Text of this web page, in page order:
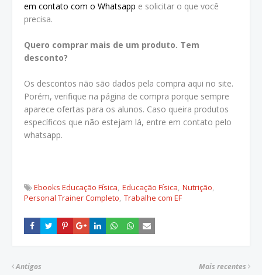
em contato com o Whatsapp e solicitar o que você
precisa.
Quero comprar mais de um produto. Tem
desconto?
Os descontos não são dados pela compra aqui no site.
Porém, verifique na página de compra porque sempre
aparece ofertas para os alunos. Caso queira produtos
específicos que não estejam lá, entre em contato pelo
whatsapp.
Ebooks Educação Física Educação Física Nutrição
Personal Trainer Completo Trabalhe com EF
Mais recentes
Antigos